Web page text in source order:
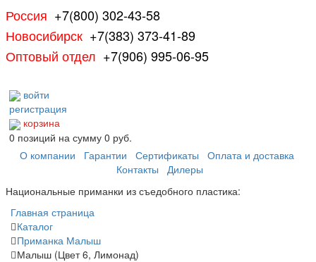
Россия +7(800) 302-43-58
Новосибирск +7(383) 373-41-89
Оптовый отдел +7(906) 995-06-95
войти
регистрация
корзина
0 позиций на сумму 0 руб.
О компании
Гарантии Сертификаты
Оплата и доставка
Контакты
Дилеры
Национальные приманки из съедобного пластика:
Главная страница
Каталог
Приманка Малыш
Малыш (Цвет 6, Лимонад)